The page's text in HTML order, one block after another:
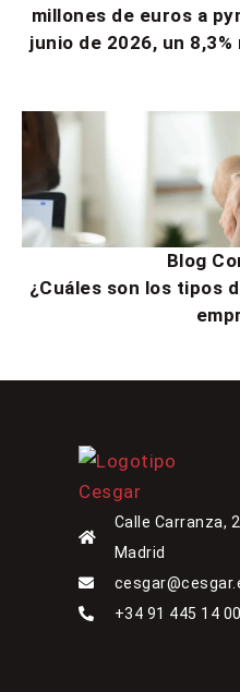
millones de euros a
junio de 2026, un
Blog
¿Cuáles son los tipos
Calle Carranza,
Madrid
+34 91 445 14 00